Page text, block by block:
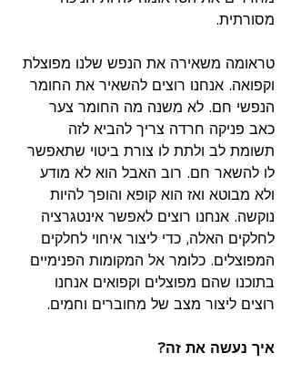
מסורתית.
טראומה משאירה את הנפש שלנו מפוצלת
וקפואה. אנחנו רוצים להשאיר את החומר
הנפשי חם. לא משנה מה החומר צער
כאב פניקה חרדה צריך להביא לזה
תשומת לב ולתת לו צורת ביטוי שתאפשר
לו להשאר חם. רוב האבל הוא לא מודע
ולא מבוטא ואז הוא קופא והופך להיות
נוקשה. אנחנו רוצים לאפשר אינטגרציה
לחלקים האלה, כדי ליצור איחוי לחלקים
המפוצלים. כלומר אל המקומות הפנימיים
בתוכנו שהם מפוצלים וקפואים אנחנו
רוצים ליצור מצב של מחוברים וחמים.
איך נעשה את זה?